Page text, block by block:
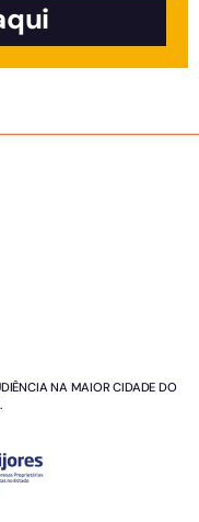
NA MAIOR CIDADE DO